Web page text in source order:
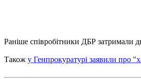
Раніше співробітники ДБР затримали
Також у Генпрокуратурі заявили про